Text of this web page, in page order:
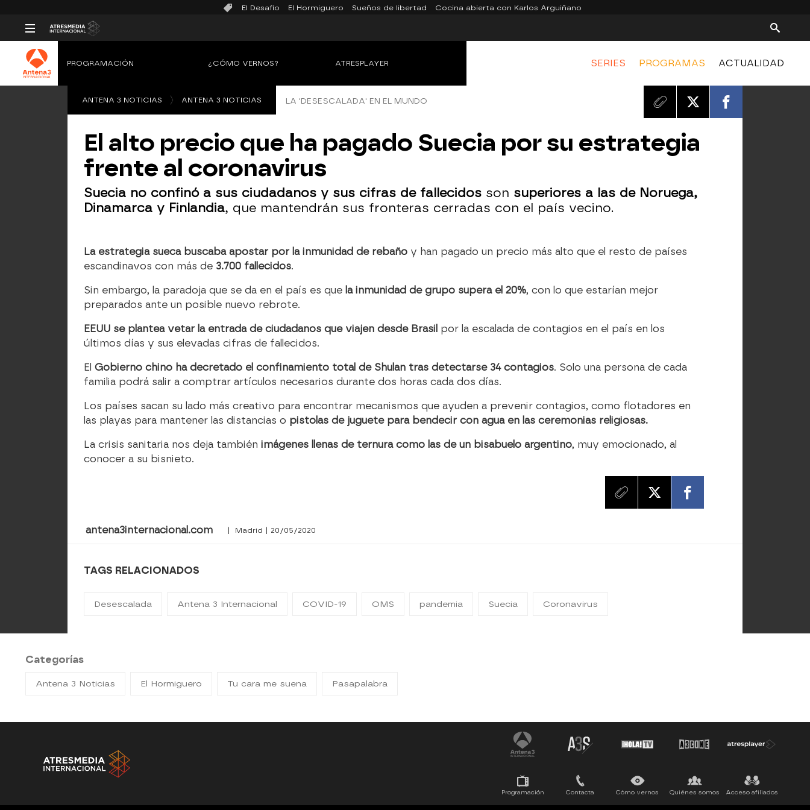
El Desafío El Hormiguero Sueños de libertad Cocina abierta con Karlos Arguiñano
SERIES PROGRAMAS ACTUALIDAD
PROGRAMACIÓN ¿CÓMO VERNOS? ATRESPLAYER
ANTENA 3 NOTICIAS ANTENA 3 NOTICIAS LA 'DESESCALADA' EN EL MUNDO
El alto precio que ha pagado Suecia por su estrategia
frente al coronavirus
Suecia no confinó a sus ciudadanos y sus cifras de fallecidos son superiores a las de Noruega,
Dinamarca y Finlandia, que mantendrán sus fronteras cerradas con el país vecino.
La estrategia sueca buscaba apostar por la inmunidad de rebaño y han pagado un precio más alto que el resto de países
escandinavos con más de 3.700 fallecidos.
Sin embargo, la paradoja que se da en el país es que la inmunidad de grupo supera el 20%, con lo que estarían mejor
preparados ante un posible nuevo rebrote.
EEUU se plantea vetar la entrada de ciudadanos que viajen desde Brasil por la escalada de contagios en el país en los
últimos días y sus elevadas cifras de fallecidos.
ElGobierno chino ha decretado el confinamiento total de Shulan tras detectarse 34 contagios. Solo una persona de cada
familia podrá salir a comptrar artículos necesarios durante dos horas cada dos días.
Los países sacan su lado más creativo para encontrar mecanismos que ayuden a prevenir contagios, como flotadores en
las playas para mantener las distancias o pistolas de juguete para bendecir con agua en las ceremonias religiosas.
La crisis sanitaria nos deja tambiénimágenes llenas de ternura como las de un bisabuelo argentino, muy emocionado, al
conocer a su bisnieto.
antena3internacional.com | Madrid | 20/05/2020
TAGS RELACIONADOS
Desescalada Antena 3 Internacional COVID-19 OMS pandemia Suecia Coronavirus
Categorías
Antena 3 Noticias El Hormiguero Tu cara me suena Pasapalabra
Programación Contacta Cómo vernos Quiénes somos Acceso afiliados